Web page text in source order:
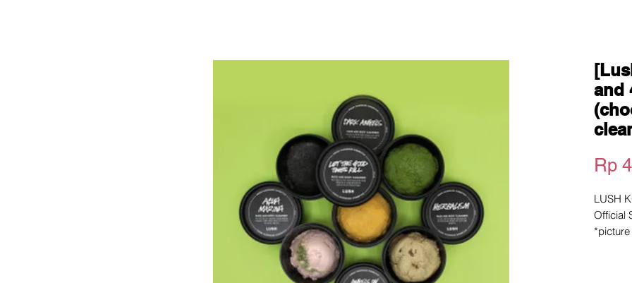
and
Rp
LUSH
Official